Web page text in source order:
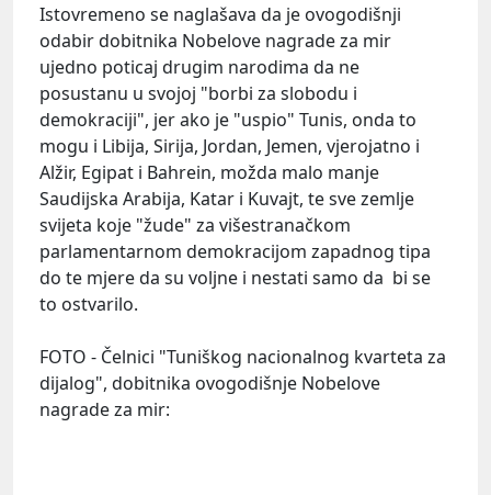
Istovremeno se naglašava da je ovogodišnji
odabir dobitnika Nobelove nagrade za mir
ujedno poticaj drugim narodima da ne
posustanu u svojoj "borbi za slobodu i
demokraciji", jer ako je "uspio" Tunis, onda to
mogu i Libija, Sirija, Jordan, Jemen, vjerojatno i
Alžir, Egipat i Bahrein, možda malo manje
Saudijska Arabija, Katar i Kuvajt, te sve zemlje
svijeta koje "žude" za višestranačkom
parlamentarnom demokracijom zapadnog tipa
do te mjere da su voljne i nestati samo da bi se
to ostvarilo.
FOTO - Čelnici "Tuniškog nacionalnog kvarteta za
dijalog", dobitnika ovogodišnje Nobelove
nagrade za mir: